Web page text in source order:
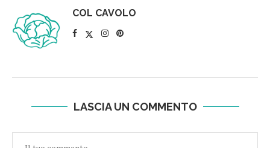
COL CAVOLO
LASCIA UN COMMENTO